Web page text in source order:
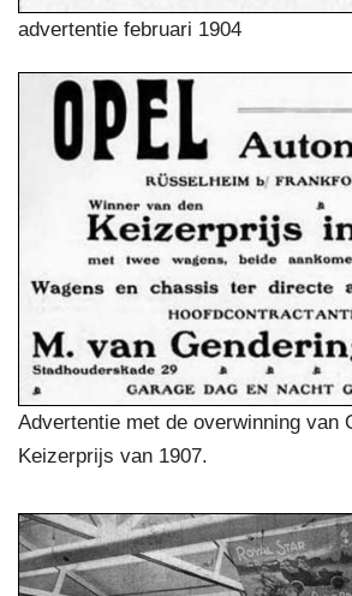
advertentie februari 1904
Advertentie met de overwinning van
Keizerprijs van 1907.